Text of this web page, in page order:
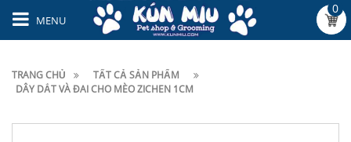
MENU
0
TRANG CHỦ
TẤT CẢ SẢN PHẨM
DÂY DẮT VÀ ĐAI CHO MÈO ZICHEN 1CM